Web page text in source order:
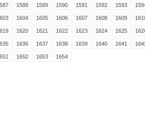
1588 1589 1590 1591 1592 1593
1604 1605 1606 1607 1608 1609
1620 1621 1622 1623 1624 1625
1636 1637 1638 1639 1640 1641
1652 1653 1654